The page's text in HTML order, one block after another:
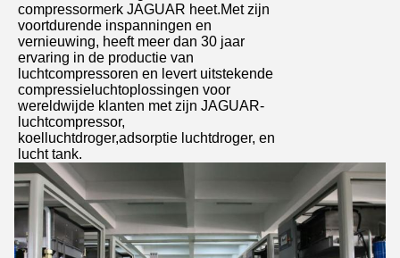
compressormerk JAGUAR heet.Met zijn
voortdurende inspanningen en
vernieuwing, heeft meer dan 30 jaar
ervaring in de productie van
luchtcompressoren en levert uitstekende
compressieluchtoplossingen voor
wereldwijde klanten met zijn JAGUAR-
luchtcompressor,
koelluchtdroger,adsorptie luchtdroger, en
lucht tank.